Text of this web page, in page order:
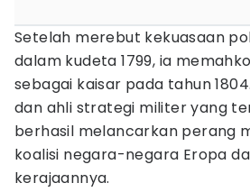
Setelah merebut kekuasaan
dalam kudeta 1799, ia
sebagai kaisar pada tahun
dan ahli strategi militer yang
berhasil melancarkan perang
koalisi negara-negara Eropa
kerajaannya.